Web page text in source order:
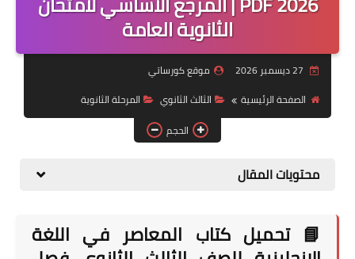
موضوعات
تربويات
تكنولوجيا
قصص للأطفال
الثانوية العامة
موقع كورساتي
الصفحة الرئيسية
الثالث الثانوي
المرحلة الثانوية
الحجم
محتويات المقال
📘 تحميل كتاب المعاصر في اللغة